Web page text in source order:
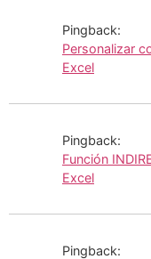
Pingback:
Personalizar
Excel
Pingback:
Función
Excel
Pingback: